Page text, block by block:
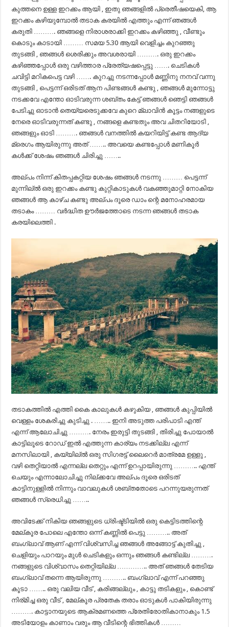
കുത്തനെ ഉള്ള ഇറക്കം ആയി , ഇതു ഞങ്ങളിൽ പ്രെതീഷയെകി, ആ
ഇറക്കം കഴിയുമ്പോൽ തടാക കരയിൽ എത്തും എന്ന് ഞങ്ങൾ
കരുതി ………. ഞങ്ങളെ നിരാശരാക്കി ഇറക്കം കഴിഞ്ഞു , വീണ്ടും
കൊടും കാടായി ……… സമയ 5.30 ആയി വെളിച്ചം കുറഞ്ഞു
തുടങ്ങി , ഞങ്ങൾ ശെരിക്കും അവശരായി ………. ഒരു ഇറക്കം
കഴിഞ്ഞപ്പോൾ ഒരു വഴിത്താര പ്രേത്യഷപ്പെട്ടു ……. ചെടികൾ
ചവിട്ടി മറികപെട്ട വഴി ……. കുറച്ചു നടന്നപ്പോൾ മണ്ണിനു നനവ്‌ വന്നു
തുടങ്ങി , പെട്ടന്ന് ഒരിടത് ആന പിണ്ടങ്ങൾ കണ്ടു , ഞങ്ങൾ മുന്നോട്ടു
നടക്കവേ എന്തോ ഓടിവരുന്ന ശബ്തം കേട്ട് ഞങ്ങൾ ഞെട്ടി ഞങ്ങൾ
പേടിച്ചു ഓടാൻ തെയ്യരെടുക്കവേ കുറെ മ്ലാവിൻ കൂട്ടം നങ്ങളുടെ
നേരെ ഓടിവരുന്നത്‌ കണ്ടു , നങ്ങളെ കണ്ടതും അവ ചിതറിയോടി ,
ഞങ്ങളും ഓടി ………. ഞങ്ങൾ വനത്തിൽ കയറിയിട്ട് കണ്ട ആദ്യ
മ്രെഗം ആയിരുന്നു അത് …….. അവയെ കണ്ടപ്പോൾ മണികൂർ
കൾക്ക് ശേഷം ഞങ്ങൾ ചിരിച്ചു ……..
അല്പം നിന്ന് കിതപ്പകറ്റിയ ശേഷം ഞങ്ങൾ നടന്നു ……… പെട്ടന്ന്
മുന്നില്ൽ ഒരു ഇറക്കം കണ്ടു കുറ്റികാടുകൾ വകഞ്ഞുമാറ്റി നോകിയ
ഞങ്ങൾ ആ കാഴ്ച കണ്ടു അല്പം ദൂരെ ഡാം ന്റെ മനോഹരമായ
തടാകം ……… വർദ്ധിത ഊർജത്തോടെ നടന്ന ഞങ്ങൾ തടാക
കരയിലെത്തി .
തടാകത്തിൽ എത്തി കൈ കാലുകൾ കഴുകിയ , ഞങ്ങൾ കുപ്പിയിൽ
വെള്ളം ശേകരിച്ചു കുടിച്ചു . …….. ഇനി അടുത്ത പരിപാടി എന്ത്
എന്ന് ആലോചിച്ചു ………. നേരം ഇരുട്ടി തുടങ്ങി , തിരിച്ചു പോയാൽ
കാട്ടിലൂടെ റോഡ്‌ ഇൽ എത്തുന്ന കാര്യം നടക്കില്ല എന്ന്
മനസിലായി , കയ്യില്ൽ ഒരു സിഗരട്ട് ലൈറെർ മാത്രമേ ഉള്ളു ,
വഴി തെറ്റിയാൽ എന്നല്ല തെറ്റും എന്ന് ഉറപ്പായിരുന്നു ……….. എന്ത്
ചെയും എന്നാലോചിച്ചു നില്ക്കവേ അല്പം ദൂരെ ഒരിടത്
കാട്ടിനുള്ളിൽ നിന്നും വാവലുകൾ ശബ്തതോടെ പറന്നുയരുന്നത്
ഞങ്ങൾ സ്രെധിച്ചു ……..
അവിടേക്ക് നികിയ ഞങ്ങളുടെ ധ്രിഷ്ട്ടിയിൽ ഒരു കെട്ടിടത്തിന്റെ
മേല്കൂര പോലെ എന്തോ ഒന്ന് കണ്ണിൽ പെട്ടു ……….. അത്
ബംഗ്ലാവ് ആണ് എന്ന് വിശ്വസിച്ച ഞങ്ങൾ അങ്ങോട്ട്‌ കുതിച്ചു ,
ചെളിയും പാറയും മുൾ ചെടികളും ഒന്നും ഞങ്ങൾ കണ്ടില്ല ……….
നങ്ങളുടെ വിശ്വാസം തെറ്റിയില്ല ………….. അത് ഞങ്ങൾ തേടിയ
ബംഗ്ലാവ് തന്നെ ആയിരുന്നു ……….. ബംഗ്ലാവ് എന്ന് പറഞ്ഞു
കൂടാ …….. ഒരു വലിയ വീട് , കരിങ്ങല്ലും , കാട്ടു തടികളും , കൊണ്ട്
നിര്മിച്ച ഒരു വീട് , മേല്കൂര പ്രതേക തരാം ഓടുകൾ പാകിയിരുന്നു
………. കാട്ടാനയുടെ ആക്രമണത്തെ പ്രേതിരോതികാനാകും 1.5
അടിയോളം കാണാം വരും ആ വീടിന്റെ ഭിത്തികൾ ………